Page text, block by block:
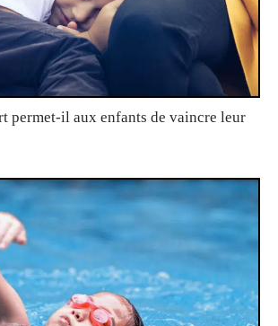
permet-il aux enfants de vaincre leur